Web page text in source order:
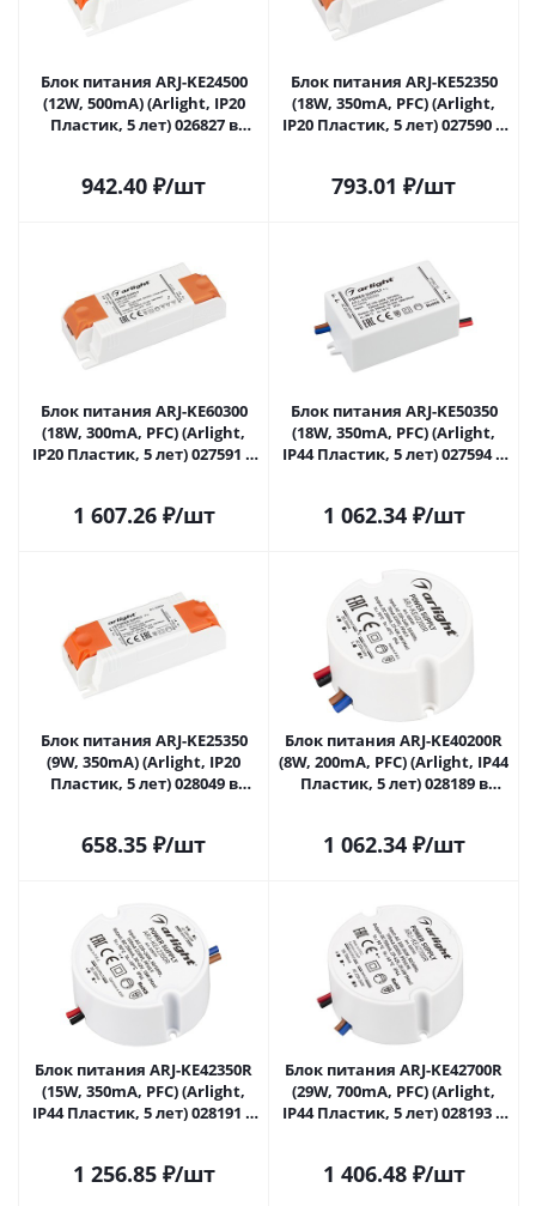
Блок питания ARJ-KE24500
(12W, 500mA) (Arlight, IP20
Пластик, 5 лет) 026827 в
942.40 ₽/шт
Блок питания ARJ-KE52350
(18W, 350mA, PFC) (Arlight,
IP20 Пластик, 5 лет) 027590 в
793.01 ₽/шт
Блок питания ARJ-KE60300
(18W, 300mA, PFC) (Arlight,
IP20 Пластик, 5 лет) 027591 в
1 607.26₽/шт
Блок питания ARJ-KE50350
(18W, 350mA, PFC) (Arlight,
IP44 Пластик, 5 лет) 027594 в
1 062.34₽/шт
Блок питания ARJ-KE25350
(9W, 350mA) (Arlight, IP20
Пластик, 5 лет) 028049 в
658.35 ₽/шт
Блок питания ARJ-KE40200R
(8W, 200mA, PFC) (Arlight, IP44
Пластик, 5 лет) 028189 в
1 062.34₽/шт
Блок питания ARJ-KE42350R
(15W, 350mA, PFC) (Arlight,
IP44 Пластик, 5 лет) 028191 в
1 256.85₽/шт
Блок питания ARJ-KE42700R
(29W, 700mA, PFC) (Arlight,
IP44 Пластик, 5 лет) 028193 в
1 406.48₽/шт